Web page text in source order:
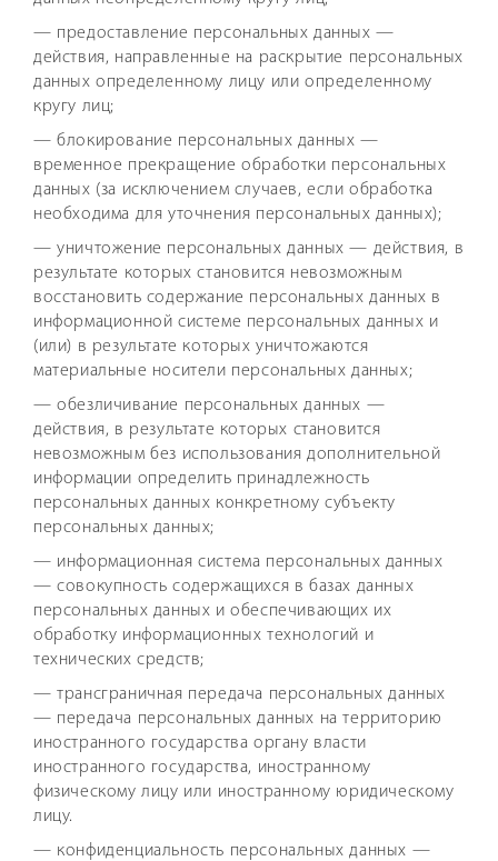
— предоставление персональных данных —
действия, направленные на раскрытие персональных
данных определенному лицу или определенному
кругу лиц;
— блокирование персональных данных —
временное прекращение обработки персональных
данных (за исключением случаев, если обработка
необходима для уточнения персональных данных);
— уничтожение персональных данных — действия, в
результате которых становится невозможным
восстановить содержание персональных данных в
информационной системе персональных данных и
(или) в результате которых уничтожаются
материальные носители персональных данных;
— обезличивание персональных данных —
действия, в результате которых становится
невозможным без использования дополнительной
информации определить принадлежность
персональных данных конкретному субъекту
персональных данных;
— информационная система персональных данных
— совокупность содержащихся в базах данных
персональных данных и обеспечивающих их
обработку информационных технологий и
технических средств;
— трансграничная передача персональных данных
— передача персональных данных на территорию
иностранного государства органу власти
иностранного государства, иностранному
физическому лицу или иностранному юридическому
лицу.
— конфиденциальность персональных данных —